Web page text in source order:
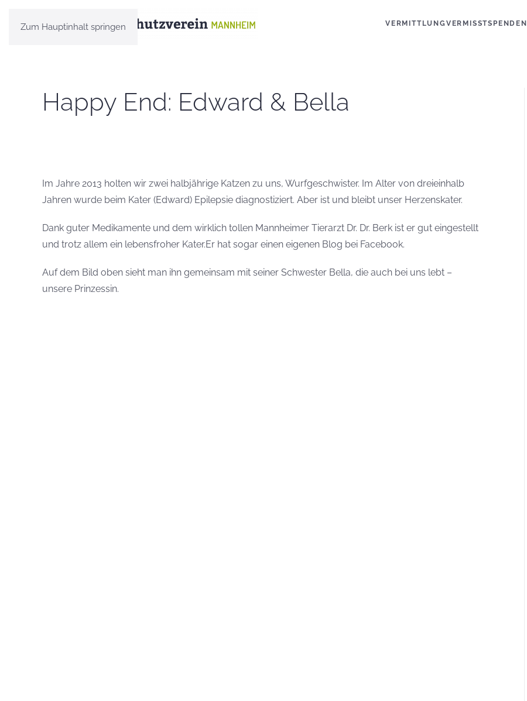
Zum Hauptinhalt springen VERMITTLUNGVERMISSTSPENDEN
Happy End: Edward & Bella
Im Jahre 2013 holten wir zwei halbjährige Katzen zu uns, Wurfgeschwister. Im Alter von dreieinhalb
Jahren wurde beim Kater (Edward) Epilepsie diagnostiziert. Aber ist und bleibt unser Herzenskater.
Dank guter Medikamente und dem wirklich tollen Mannheimer Tierarzt Dr. Dr. Berk ist er gut eingestellt
und trotz allem ein lebensfroher Kater.Er hat sogar einen eigenen Blog bei Facebook.
Auf dem Bild oben sieht man ihn gemeinsam mit seiner Schwester Bella, die auch bei uns lebt –
unsere Prinzessin.